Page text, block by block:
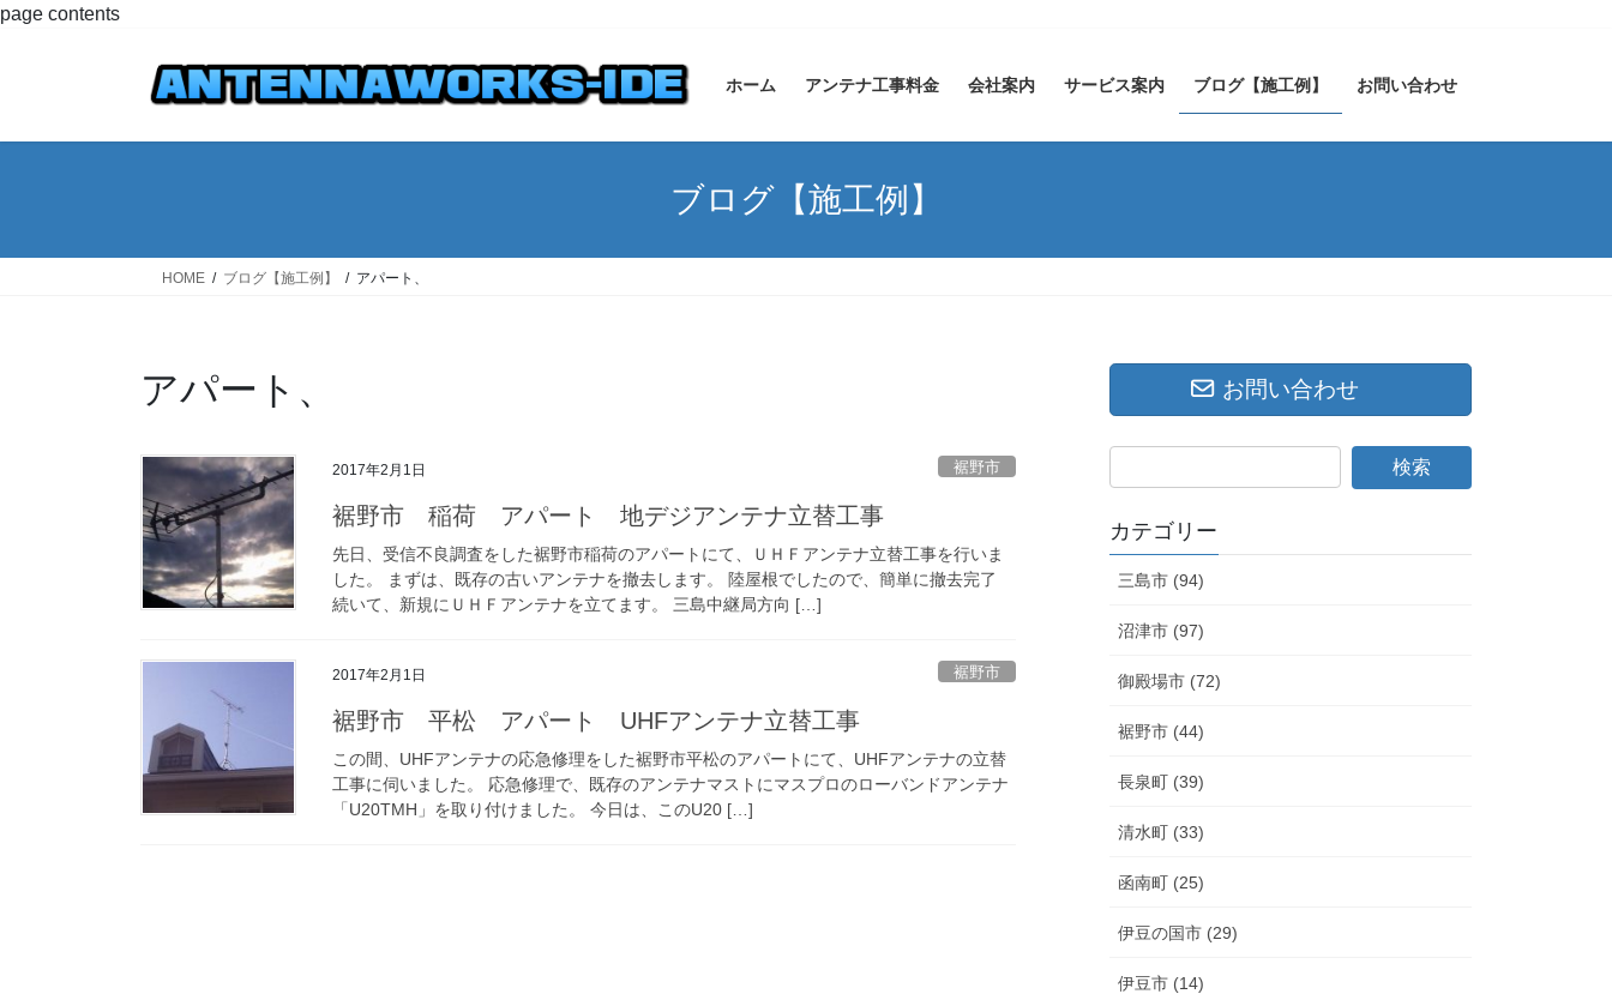
page contentsコ
ナ
ホーム アンテナ工事料金 会社案内 サービス案内 ブログ【施工例】 お問い合わせ
ブログ【施工例】
HOME ブログ【施工例】 アパート、
アパート、
2017年2月1日 裾野市
裾野市 稲荷 アパート 地デジアンテナ立替工事
先日、受信不良調査をした裾野市稲荷のアパートにて、ＵＨＦアンテナ立替工事を行いま
した。 まずは、既存の古いアンテナを撤去します。 陸屋根でしたので、簡単に撤去完了
続いて、新規にＵＨＦアンテナを立てます。 三島中継局方向 […]
2017年2月1日 裾野市
裾野市 平松 アパート UHFアンテナ立替工事
この間、UHFアンテナの応急修理をした裾野市平松のアパートにて、UHFアンテナの立替
工事に伺いました。 応急修理で、既存のアンテナマストにマスプロのローバンドアンテナ
「U20TMH」を取り付けました。 今日は、このU20 […]
お問い合わせ
カテゴリー
三島市 (94)
沼津市 (97)
御殿場市 (72)
裾野市 (44)
長泉町 (39)
清水町 (33)
函南町 (25)
伊豆の国市 (29)
伊豆市 (14)